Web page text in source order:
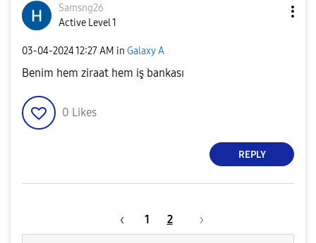
Samsng26
Active Level 1
‎03-04-202412:27 AM in Galaxy A
Benim hem ziraat hem iş bankası
0 Likes
REPLY
1 2